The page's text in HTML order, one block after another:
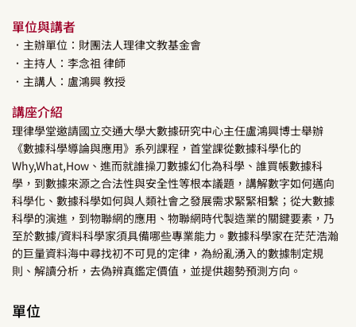
單位與講者
．主辦單位：財團法人理律文教基金會
．主持人： 李念祖律師
．主講人： 盧鴻興教授
講座介紹
理律學堂邀請國立交通大學大數據研究中心主任盧鴻興博士舉辦
《數據科學導論與應用》系列課程，首堂課從數據科學化的
Why,What,How、進而就誰操刀數據幻化為科學、誰買帳數據科
學，到數據來源之合法性與安全性等根本議題，講解數字如何邁向
科學化、數據科學如何與人類社會之發展需求緊緊相繫；從大數據
科學的演進，到物聯網的應用、物聯網時代製造業的關鍵要素，乃
至於數據/資料科學家須具備哪些專業能力。數據科學家在茫茫浩瀚
的巨量資料海中尋找初不可見的定律，為紛亂湧入的數據制定規
則、解讀分析，去偽辨真鑑定價值，並提供趨勢預測方向。
單位